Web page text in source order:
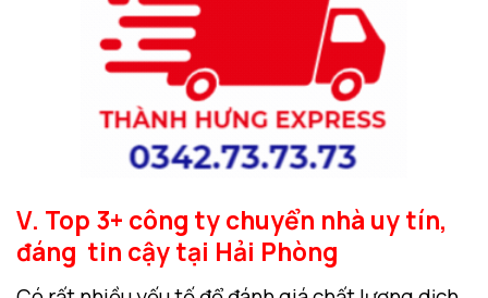
V. Top 3+ công ty chuyển nhà uy tín,
đáng tin cậy tại Hải Phòng